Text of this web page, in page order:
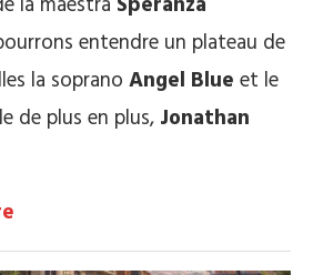
entendre un plateau de
la soprano Angel Blue et le
de plus en plus, Jonathan